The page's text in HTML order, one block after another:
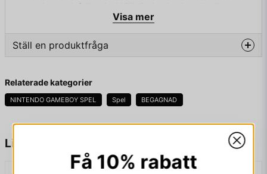
Liknande produkter
super-skott och full action! Välj ditt land och spela dig genom
turneringsträdet i detta kultklassiska arkadsportspel. 🎮
Plattform: Nintendo Game Boy
📅 Släppdatum: 1991 (Europa)
🧠 Genre: Sport / Fotboll / Arkad
📦 Funktioner: 13 landslag att välja mellan Överdrivna
specialskott och galna tacklingar Endast lagkaptenen
kontrolleras – resten styrs automatiskt Enspelarläge och 2-
🆔 Artikelnummer (SCN): DMG-NW-SCN
👉 En fotbollsklassiker som blandar sport, humor och
Visa mer
Ställ en produktfråga
Fråga oss något om denna produkten...
Relaterade kategorier
NINTENDO GAMEBOY SPEL Spel BEGAGNAD
Få 10% rabatt